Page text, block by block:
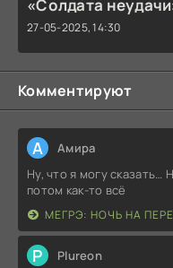
«Солдата
27-05-2025, 14:30
Комментируют
А Амира
Ну, что я могу
потом как-то всё
МЕГРЭ: НОЧЬ НА
P Plureon